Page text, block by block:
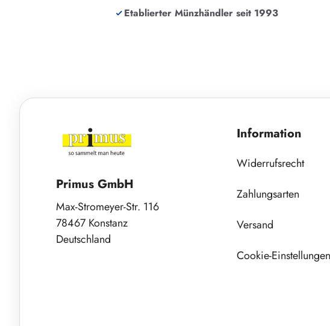
Etablierter Münzhändler seit 1993
Primus GmbH
Max-Stromeyer-Str. 116
78467 Konstanz
Deutschland
Information
Widerrufsrecht
Zahlungsarten
Versand
Cookie-